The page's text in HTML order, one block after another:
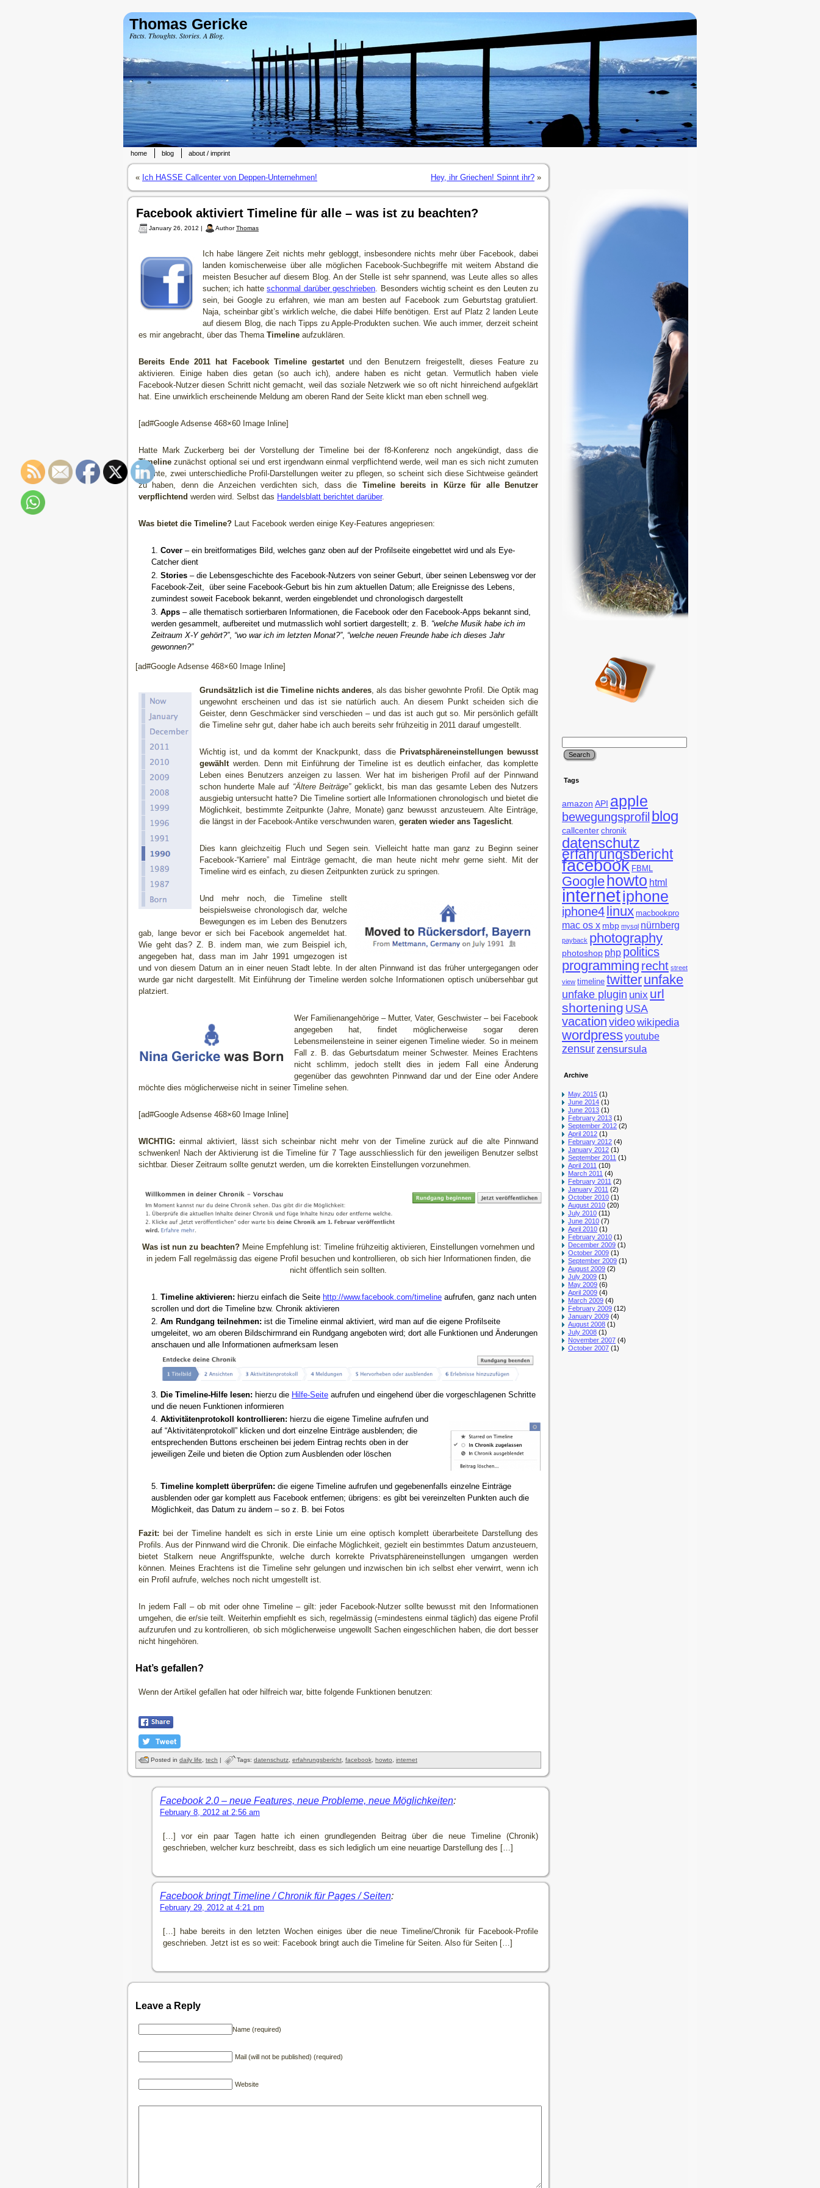
Thomas Gericke
Facts. Thoughts. Stories. A Blog.
home blog about / imprint
« Ich HASSE Callcenter von Deppen-Unternehmen! Hey, ihr Griechen! Spinnt ihr? »
Facebook aktiviert Timeline für alle – was ist zu beachten?
January 26, 2012 | AuthorThomas
Ich habe längere Zeit nichts mehr gebloggt, insbesondere nichts mehr über Facebook, dabei
landen komischerweise über alle möglichen Facebook-Suchbegriffe mit weitem Abstand die
meisten Besucher auf diesem Blog. An der Stelle ist sehr spannend, was Leute alles so alles
suchen; ich hatteschonmal darüber geschrieben. Besonders wichtig scheint es den Leuten zu
sein, bei Google zu erfahren, wie man am besten auf Facebook zum Geburtstag gratuliert.
Naja, scheinbar gibt’s wirklich welche, die dabei Hilfe benötigen. Erst auf Platz 2 landen Leute
auf diesem Blog, die nach Tipps zu Apple-Produkten suchen. Wie auch immer, derzeit scheint
es mir angebracht, über das Thema Timeline aufzuklären.
Bereits Ende 2011 hat Facebook Timeline gestartetund den Benutzern freigestellt, dieses Feature zu
aktivieren. Einige haben dies getan (so auch ich), andere haben es nicht getan. Vermutlich haben viele
Facebook-Nutzer diesen Schritt nicht gemacht, weil das soziale Netzwerk wie so oft nicht hinreichend aufgeklärt
hat. Eine unwirklich erscheinende Meldung am oberen Rand der Seite klickt man eben schnell weg.
[ad#Google Adsense 468×60 Image Inline]
Hatte Mark Zuckerberg bei der Vorstellung der Timeline bei der f8-Konferenz noch angekündigt, dass die
Timeline zunächst optional sei und erst irgendwann einmal verpflichtend werde, weil man es sich nicht zumuten
möchte, zwei unterschiedliche Profil-Darstellungen weiter zu pflegen, so scheint sich diese Sichtweise geändert
zu haben, denn die Anzeichen verdichten sich, dass die Timeline bereits in Kürze für alle Benutzer
verpflichtend werden wird. Selbst das Handelsblatt berichtet darüber.
Was bietet die Timeline? Laut Facebook werden einige Key-Features angepriesen:
Cover – ein breitformatiges Bild, welches ganz oben auf der Profilseite eingebettet wird und als Eye-
Catcher dient
Stories – die Lebensgeschichte des Facebook-Nutzers von seiner Geburt, über seinen Lebensweg vor der
Facebook-Zeit, über seine Facebook-Geburt bis hin zum aktuellen Datum; alle Ereignisse des Lebens,
zumindest soweit Facebook bekannt, werden eingeblendet und chronologisch dargestellt
Apps – alle thematisch sortierbaren Informationen, die Facebook oder den Facebook-Apps bekannt sind,
werden gesammelt, aufbereitet und mutmasslich wohl sortiert dargestellt; z. B. “welche Musik habe ich im
Zeitraum X-Y gehört?”, “wo war ich im letzten Monat?”, “welche neuen Freunde habe ich dieses Jahr
gewonnen?”
[ad#Google Adsense 468×60 Image Inline]
Grundsätzlich ist die Timeline nichts anderes , als das bisher gewohnte Profil. Die Optik mag
ungewohnt erscheinen und das ist sie natürlich auch. An diesem Punkt scheiden sich die
Geister, denn Geschmäcker sind verschieden – und das ist auch gut so. Mir persönlich gefällt
die Timeline sehr gut, daher habe ich auch bereits sehr frühzeitig in 2011 darauf umgestellt.
Wichtig ist, und da kommt der Knackpunkt, dass die Privatsphäreneinstellungen bewusst
gewählt werden. Denn mit Einführung der Timeline ist es deutlich einfacher, das komplette
Leben eines Benutzers anzeigen zu lassen. Wer hat im bisherigen Profil auf der Pinnwand
schon hunderte Male auf “Ältere Beiträge”geklickt, bis man das gesamte Leben des Nutzers
ausgiebig untersucht hatte? Die Timeline sortiert alle Informationen chronologisch und bietet die
Möglichkeit, bestimmte Zeitpunkte (Jahre, Monate) ganz bewusst anzusteuern. Alte Einträge,
die längst in der Facebook-Antike verschwunden waren, geraten wieder ans Tageslicht
Dies kann gleichzeitig Fluch und Segen sein. Vielleicht hatte man ganz zu Beginn seiner
Facebook-“Karriere” mal Einträge gemacht, die man heute nicht mehr gerne sieht. Mit der
Timeline wird es einfach, zu diesen Zeitpunkten zurück zu springen.
Und mehr noch, die Timeline stellt
beispielsweise chronologisch dar, welche
Bewegungen es im Leben des Benutzers
gab, lange bevor er sich bei Facebook angemeldet hat.
Wie geht das? Z. B. indem man, wie zum Beispiel ich,
angegeben hat, dass man im Jahr 1991 umgezogen ist
und von diesem Datum an in einer neuen Stadt lebte. In der alten Pinnwand ist das früher untergegangen oder
wurde gar nicht dargestellt. Mit Einführung der Timeline werden solche Informationen optisch unübersehbar gut
platziert.
Wer Familienangehörige – Mutter, Vater, Geschwister – bei Facebook
angegeben hat, findet möglicherweise sogar deren
Lebensmeilensteine in seiner eigenen Timeline wieder. So in meinem
Fall z. B. das Geburtsdatum meiner Schwester. Meines Erachtens
nicht schlimm, jedoch stellt dies in jedem Fall eine Änderung
gegenüber das gewohnten Pinnwand dar und der Eine oder Andere
möchte dies möglicherweise nicht in seiner Timeline sehen.
[ad#Google Adsense 468×60 Image Inline]
WICHTIG: einmal aktiviert, lässt sich scheinbar nicht mehr von der Timeline zurück auf die alte Pinnwand
schwenken! Nach der Aktivierung ist die Timeline für 7 Tage ausschliesslich für den jeweiligen Benutzer selbst
sichtbar. Dieser Zeitraum sollte genutzt werden, um die korrekten Einstellungen vorzunehmen.
Was ist nun zu beachten? Meine Empfehlung ist: Timeline frühzeitig aktivieren, Einstellungen vornehmen und
in jedem Fall regelmässig das eigene Profil besuchen und kontrollieren, ob sich hier Informationen finden, die
nicht öffentlich sein sollten.
Timeline aktivieren: hierzu einfach die Seite http://www.facebook.com/timeline aufrufen, ganz nach unten
scrollen und dort die Timeline bzw. Chronik aktivieren
Am Rundgang teilnehmen: ist die Timeline einmal aktiviert, wird man auf die eigene Profilseite
umgeleitet, wo am oberen Bildschirmrand ein Rundgang angeboten wird; dort alle Funktionen und Änderungen
anschauen und alle Informationen aufmerksam lesen
Die Timeline-Hilfe lesen: hierzu die Hilfe-Seite aufrufen und eingehend über die vorgeschlagenen Schritte
und die neuen Funktionen informieren
Aktivitätenprotokoll kontrollieren: hierzu die eigene Timeline aufrufen und
auf “Aktivitätenprotokoll” klicken und dort einzelne Einträge ausblenden; die
entsprechenden Buttons erscheinen bei jedem Eintrag rechts oben in der
jeweiligen Zeile und bieten die Option zum Ausblenden oder löschen
Timeline komplett überprüfen: die eigene Timeline aufrufen und gegebenenfalls einzelne Einträge
ausblenden oder gar komplett aus Facebook entfernen; übrigens: es gibt bei vereinzelten Punkten auch die
Möglichkeit, das Datum zu ändern – so z. B. bei Fotos
Fazit: bei der Timeline handelt es sich in erste Linie um eine optisch komplett überarbeitete Darstellung des
Profils. Aus der Pinnwand wird die Chronik. Die einfache Möglichkeit, gezielt ein bestimmtes Datum anzusteuern,
bietet Stalkern neue Angriffspunkte, welche durch korrekte Privatsphäreneinstellungen umgangen werden
können. Meines Erachtens ist die Timeline sehr gelungen und inzwischen bin ich selbst eher verwirrt, wenn ich
ein Profil aufrufe, welches noch nicht umgestellt ist.
In jedem Fall – ob mit oder ohne Timeline – gilt: jeder Facebook-Nutzer sollte bewusst mit den Informationen
umgehen, die er/sie teilt. Weiterhin empfiehlt es sich, regelmässig (=mindestens einmal täglich) das eigene Profil
aufzurufen und zu kontrollieren, ob sich möglicherweise ungewollt Sachen eingeschlichen haben, die dort besser
nicht hingehören.
Hat’s gefallen?
Wenn der Artikel gefallen hat oder hilfreich war, bitte folgende Funktionen benutzen:
Posted in daily life tech | Tags: datenschutz erfahrungsbericht facebook howto internet
Facebook 2.0 – neue Features, neue Probleme, neue Möglichkeiten:
February 8, 2012 at 2:56 am
[…] vor ein paar Tagen hatte ich einen grundlegenden Beitrag über die neue Timeline (Chronik)
geschrieben, welcher kurz beschreibt, dass es sich lediglich um eine neuartige Darstellung des […]
Facebook bringt Timeline / Chronik für Pages / Seiten:
February 29, 2012 at 4:21 pm
[…] habe bereits in den letzten Wochen einiges über die neue Timeline/Chronik für Facebook-Profile
geschrieben. Jetzt ist es so weit: Facebook bringt auch die Timeline für Seiten. Also für Seiten […]
Leave a Reply
Name (required)
Mail (will not be published) (required)
Website
Tags
amazon API apple
bewegungsprofil blog
callcenter chronik
datenschutz
erfahrungsbericht
facebook FBML
Google howto html
internetiphone
iphone4linux macbookpro
mac os x mbp mysql nürnberg
payback photography
photoshop php politics
programming recht street
view timeline twitterunfake
unfake plugin unix url
shortening USA
vacation videowikipedia
wordpressyoutube
zensurzensursula
Archive
May 2015 (1)
June 2014 (1)
June 2013 (1)
February 2013 (1)
September 2012 (2)
April 2012 (1)
February 2012 (4)
January 2012 (1)
September 2011 (1)
April 2011 (10)
March 2011 (4)
February 2011 (2)
January 2011 (2)
October 2010 (1)
August 2010 (20)
July 2010 (11)
June 2010 (7)
April 2010 (1)
February 2010 (1)
December 2009 (1)
October 2009 (1)
September 2009 (1)
August 2009 (2)
July 2009 (1)
May 2009 (6)
April 2009 (4)
March 2009 (4)
February 2009 (12)
January 2009 (4)
August 2008 (1)
July 2008 (1)
November 2007 (4)
October 2007 (1)